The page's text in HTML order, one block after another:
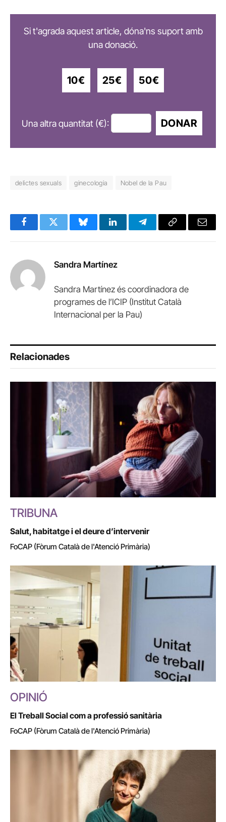
Si t'agrada aquest article, dóna'ns suport amb
una donació.
10€ 25€ 50€
Una altra quantitat (€): DONAR
delictes sexuals ginecologia Nobel de la Pau
FacebookTwitter BlueskyLinkedInTelegramCopy
Email
Sandra Martínez
Sandra Martínez és coordinadora de
programes de l’ICIP (Institut Català
Internacional per la Pau)
Relacionades
TRIBUNA
Salut, habitatge i el deure d’intervenir
FoCAP (Fòrum Català de l'Atenció Primària)
OPINIÓ
El Treball Social com a professió sanitària
FoCAP (Fòrum Català de l'Atenció Primària)